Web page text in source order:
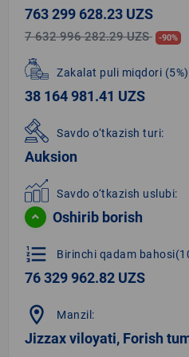
763 299 628.23 UZS
7 632 996 282.29 UZS -90%
Zakalat puli miqdori (5%)
38 164 981.41 UZS
Savdo o‘tkazish turi:
Auksion
Savdo o‘tkazish uslubi:
Oshirib borish
format_list_numbered Birinchi qadam
76 329 962.82 UZS
location_on Manzil:
Jizzax viloyati, Forish